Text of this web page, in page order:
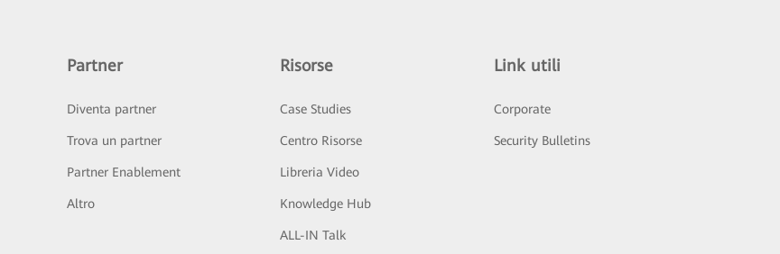
Partner
Diventa partner
Trova un partner
Partner Enablement
Altro
Risorse
Case Studies
Centro Risorse
Libreria Video
Knowledge Hub
ALL-IN Talk
Link utili
Corporate
Security Bulletins